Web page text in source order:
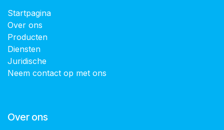
Startpagina
Over ons
Producten
Diensten
Juridische
Neem contact op met ons
Over ons